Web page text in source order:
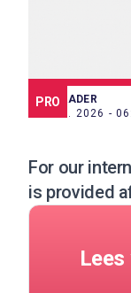
PRO
SCE TRADER
18 FEB. 2026 -
For our
is provided
Lees